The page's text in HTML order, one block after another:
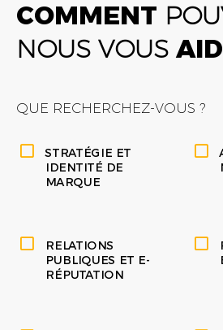
COMMENT
NOUS VOUS
QUE RECHERCHEZ-VOUS ?
STRATÉGIE ET
IDENTITÉ DE
MARQUE
RELATIONS
PUBLIQUES ET E-
RÉPUTATION